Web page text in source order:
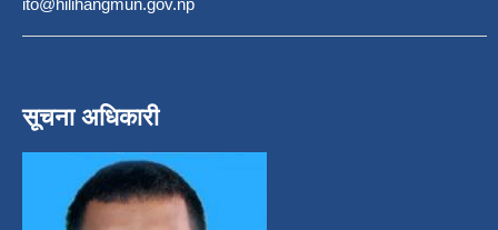
ito@hilihangmun.gov.np
सूचना अधिकारी